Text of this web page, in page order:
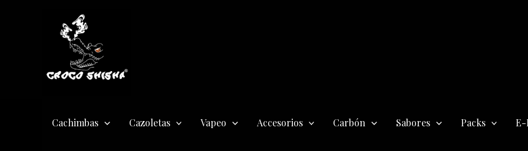
Cachimbas Cazoletas Vapeo Accesorios Carbón Sabores Packs E-